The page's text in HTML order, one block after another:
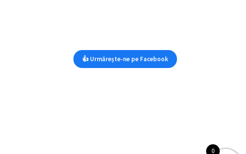
👍 Urmărește-ne pe Facebook
0